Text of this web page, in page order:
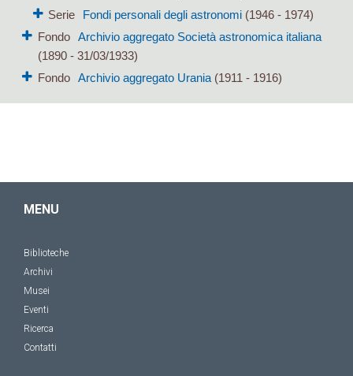
Serie
Fondi personali degli astronomi(1946 - 1974)
Fondo
Archivio aggregato Società astronomica italiana
(1890 - 31/03/1933)
Fondo
Archivio aggregato Urania(1911 - 1916)
MENU
Biblioteche
Archivi
Musei
Eventi
Ricerca
Contatti